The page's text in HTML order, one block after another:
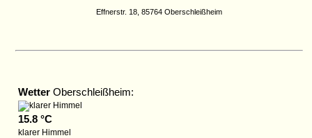
Effnerstr. 18, 85764 Oberschleißheim
Wetter Oberschleißheim:
15.8 °C
klarer Himmel